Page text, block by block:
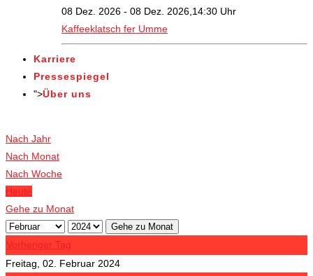
08 Dez. 2026 - 08 Dez. 2026,14:30 Uhr
Kaffeeklatsch fer Umme
Karriere
Pressespiegel
">Über uns
Nach Jahr
Nach Monat
Nach Woche
Heute
Gehe zu Monat
Gehe zu Monat
Vorheriger Tag
Freitag, 02. Februar 2024